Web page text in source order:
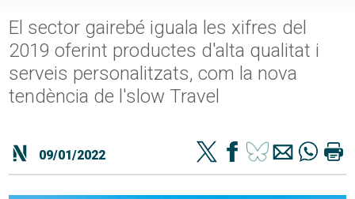
El sector gairebé iguala les xifres del
2019 oferint productes d'alta qualitat i
serveis personalitzats, com la nova
tendència de l'slow Travel
09/01/2022